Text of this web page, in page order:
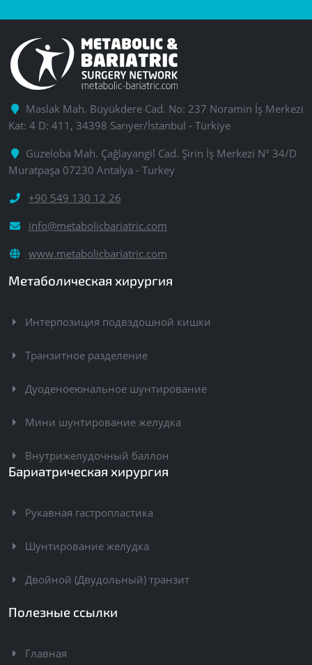
Maslak Mah. Büyükdere Cad. No: 237 Noramin İş Merkezi
Kat: 4 D: 411, 34398 Sarıyer/İstanbul - Türkiye
Güzeloba Mah. Çağlayangil Cad. Şirin İş Merkezi N° 34/D
Muratpaşa 07230 Antalya - Turkey
+90 549 130 12 26
info@metabolicbariatric.com
www.metabolicbariatric.com
Метаболическая хирургия
Интерпозиция подвздошной кишки
Транзитное разделение
Дуоденоеюнальное шунтирование
Мини шунтирование желудка
Внутрижелудочный баллон
Бариатрическая хирургия
Рукавная гастропластика
Шунтирование желудка
Двойной (Двудольный) транзит
Полезные ссылки
Главная